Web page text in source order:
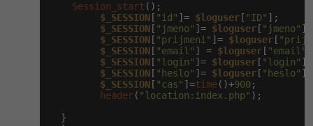
Kurzy e-commerce
Testování softwaru
Datová analýza
Kurzy designu
HTML/CSS -80%
-80%
Příběhy absolventů
Session_start ();
$_SESSION [ "id" ]= $loguser [ "ID" ];
$_SESSION [ "jmeno" ]= $loguser [ "jmeno" ];
$_SESSION [ "prijmeni" ]= $loguser [
$_SESSION [ "email" ] = $loguser [ "email"
$_SESSION [ "login" ]= $loguser [ "login" ];
$_SESSION [ "heslo" ]= $loguser [ "heslo" ];
$_SESSION [ "cas" ]=time()+900;
header( "location:index.php" );
  }